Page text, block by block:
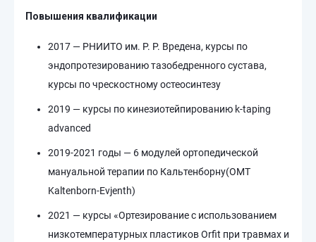
Повышения квалификации
2017 — РНИИТО им. Р. Р. Вредена, курсы по
эндопротезированию тазобедренного сустава,
курсы по чрескостному остеосинтезу
2019 — курсы по кинезиотейпированию k-taping
advanced
2019-2021 годы — 6 модулей ортопедической
мануальной терапии по Кальтенборну(OMT
Kaltenborn-Evjenth)
2021 — курсы «Ортезирование с использованием
низкотемпературных пластиков Orfit при травмах и